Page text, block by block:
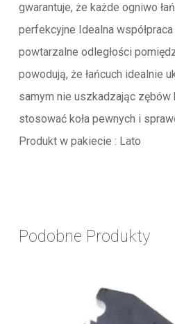
gwarantuje, że każde ogniwo
perfekcyjne Idealna współpraca
powtarzalne odległości
powodują, że łańcuch idealnie
samym nie uszkadzając zębów
stosować koła pewnych i
Produkt w pakiecie : Lato
Podobne Produkty